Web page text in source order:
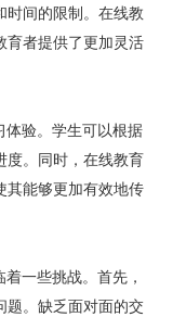
时间的限制。在线教
育者提供了更加灵活
体验。学生可以根据
度。同时，在线教育
其能够更加有效地传
一些挑战。首先，
题。缺乏面对面的交